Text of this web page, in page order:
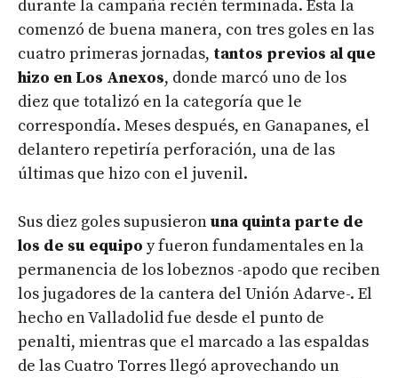
durante la campaña recién terminada. Esta la
comenzó de buena manera, con tres goles en las
cuatro primeras jornadas, tantos previos al que
hizo en Los Anexos, donde marcó uno de los
diez que totalizó en la categoría que le
correspondía. Meses después, en Ganapanes, el
delantero repetiría perforación, una de las
últimas que hizo con el juvenil.
Sus diez goles supusieronuna quinta parte de
los de su equipo y fueron fundamentales en la
permanencia de los lobeznos -apodo que reciben
los jugadores de la cantera del Unión Adarve-. El
hecho en Valladolid fue desde el punto de
penalti, mientras que el marcado a las espaldas
de las Cuatro Torres llegó aprovechando un